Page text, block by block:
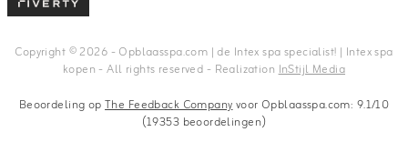
Copyright © 2026 - Opblaasspa.com | de Intex spa specialist! | Intex spa
kopen - All rights reserved - RealizationInStijl Media
Beoordeling opThe Feedback Companyvoor Opblaasspa.com: 9.1/10
(19353 beoordelingen)